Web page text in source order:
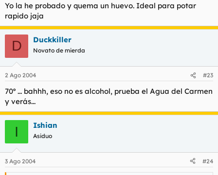
Yo la he probado y quema un huevo. Ideal para potar
rapido jaja
D Duckkiller
Novato de mierda
2 Ago 2004 #23
70º ... bahhh, eso no es alcohol, prueba el Agua del Carmen
y verás...
I Ishian
Asiduo
3 Ago 2004 #24